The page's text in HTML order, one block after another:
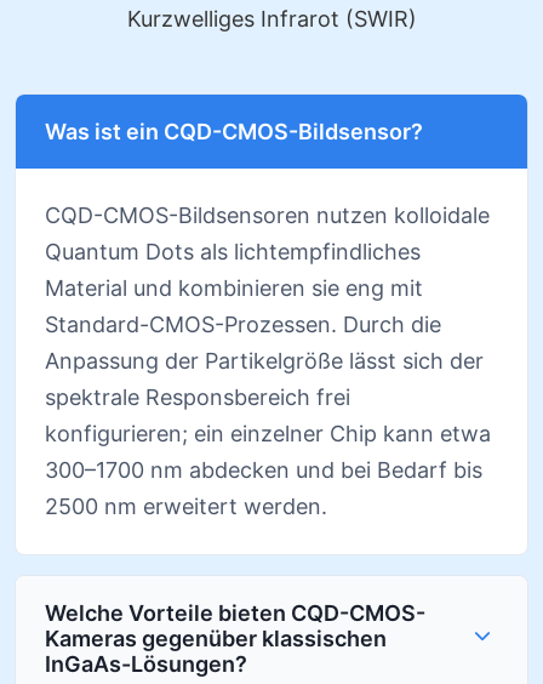
Kurzwelliges Infrarot (SWIR)
Was ist ein CQD-CMOS-Bildsensor?
CQD-CMOS-Bildsensoren nutzen kolloidale
Quantum Dots als lichtempfindliches
Material und kombinieren sie eng mit
Standard-CMOS-Prozessen. Durch die
Anpassung der Partikelgröße lässt sich der
spektrale Responsbereich frei
konfigurieren; ein einzelner Chip kann etwa
300–1700 nm abdecken und bei Bedarf bis
2500 nm erweitert werden.
Welche Vorteile bieten CQD-CMOS-
Kameras gegenüber klassischen
InGaAs-Lösungen?